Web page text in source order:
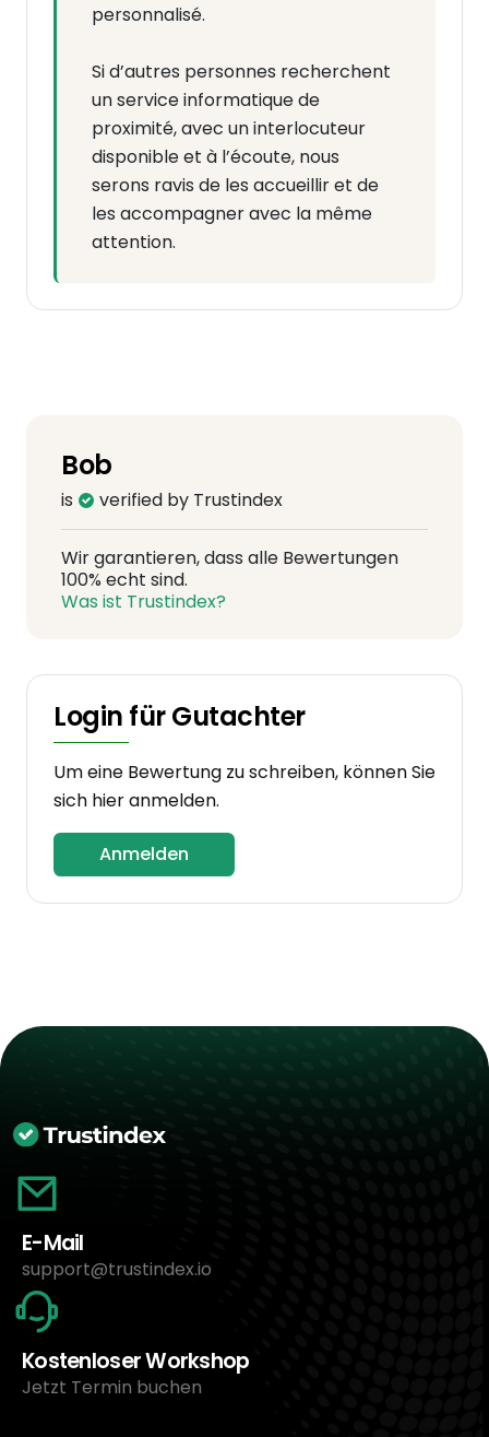
personnalisé.
Si d’autres personnes recherchent
un service informatique de
proximité, avec un interlocuteur
disponible et à l’écoute, nous
serons ravis de les accueillir et de
les accompagner avec la même
attention.
Bob
is verified by Trustindex
Wir garantieren, dass alle Bewertungen
100% echt sind.
Was ist Trustindex?
Login für Gutachter
Um eine Bewertung zu schreiben, können Sie
sich hier anmelden.
Anmelden
E-Mail
support@trustindex.io
Kostenloser Workshop
Jetzt Termin buchen